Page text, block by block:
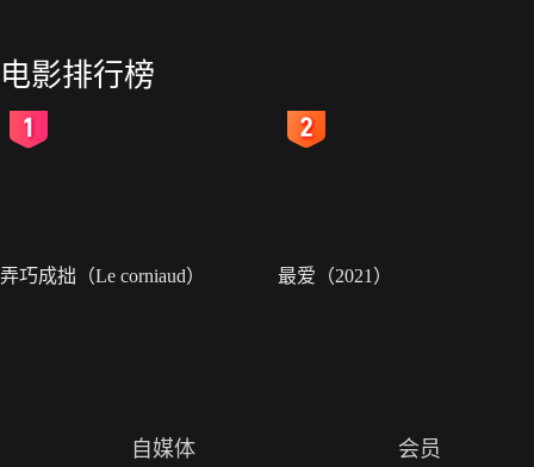
电影排行榜
弄巧成拙（Le corniaud） 最爱（2021）
自媒体 会员